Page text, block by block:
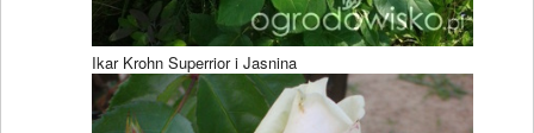
Ikar Krohn Superrior i Jasnina